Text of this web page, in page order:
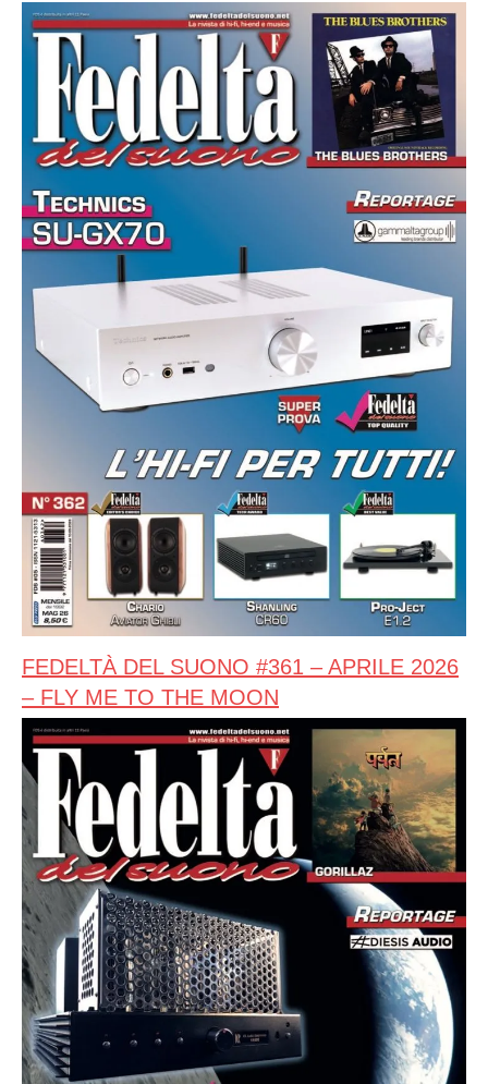
FEDELTÀ DEL SUONO #361 – APRILE 2026
– FLY ME TO THE MOON